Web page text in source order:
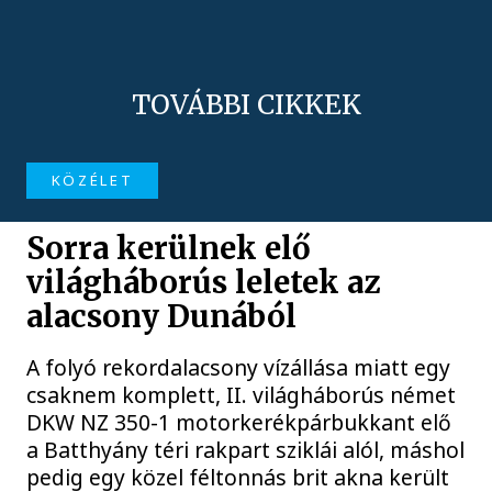
TOVÁBBI CIKKEK
KÖZÉLET
Sorra kerülnek elő
világháborús leletek az
alacsony Dunából
A folyó rekordalacsony vízállása miatt egy
csaknem komplett, II. világháborús német
DKW NZ 350-1 motorkerékpárbukkant elő
a Batthyány téri rakpart sziklái alól, máshol
pedig egy közel féltonnás brit akna került